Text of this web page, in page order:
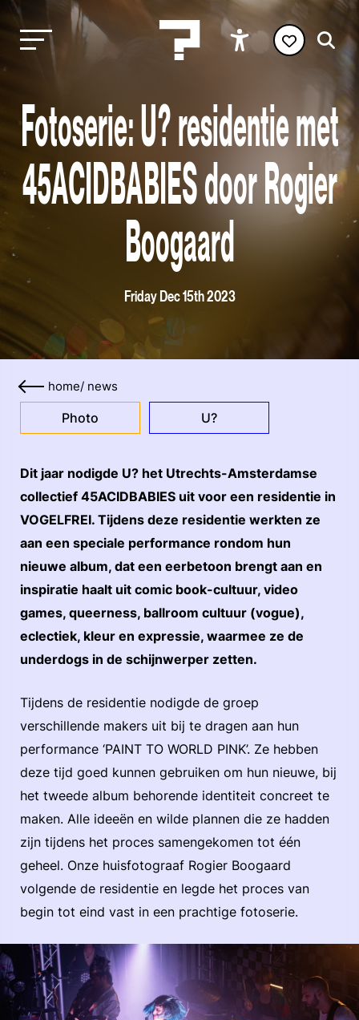
Fotoserie: U? residentie met
45ACIDBABIES door Rogier
Boogaard
Friday Dec 15th 2023
home/ news
Photo U?
Dit jaar nodigde U? het Utrechts-Amsterdamse
collectief 45ACIDBABIES uit voor een residentie in
VOGELFREI. Tijdens deze residentie werkten ze
aan een speciale performance rondom hun
nieuwe album, dat een eerbetoon brengt aan en
inspiratie haalt uit comic book-cultuur, video
games, queerness, ballroom cultuur (vogue),
eclectiek, kleur en expressie, waarmee ze de
underdogs in de schijnwerper zetten.
Tijdens de residentie nodigde de groep
verschillende makers uit bij te dragen aan hun
performance ‘PAINT TO WORLD PINK’. Ze hebben
deze tijd goed kunnen gebruiken om hun nieuwe, bij
het tweede album behorende identiteit concreet te
maken. Alle ideeën en wilde plannen die ze hadden
zijn tijdens het proces samengekomen tot één
geheel. Onze huisfotograaf Rogier Boogaard
volgende de residentie en legde het proces van
begin tot eind vast in een prachtige fotoserie.